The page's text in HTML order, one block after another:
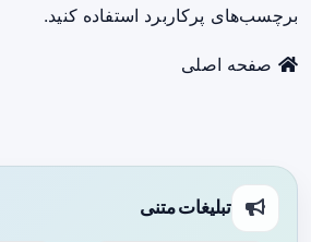
برچسب‌های پرکاربرد استفاده کنید.
صفحه اصلی
تبلیغات متنی